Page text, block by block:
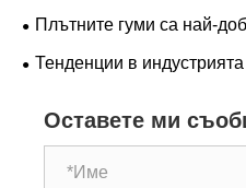
Тенденции в търсенето на
Плътните гуми са най-
на играта при тежки
Тенденции в
Оставете ми